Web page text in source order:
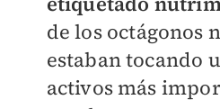
de los octágonos
estaban tocando
activos más